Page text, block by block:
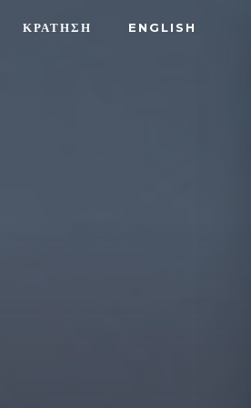
ΚΡΑΤΗΣΗ ENGLISH